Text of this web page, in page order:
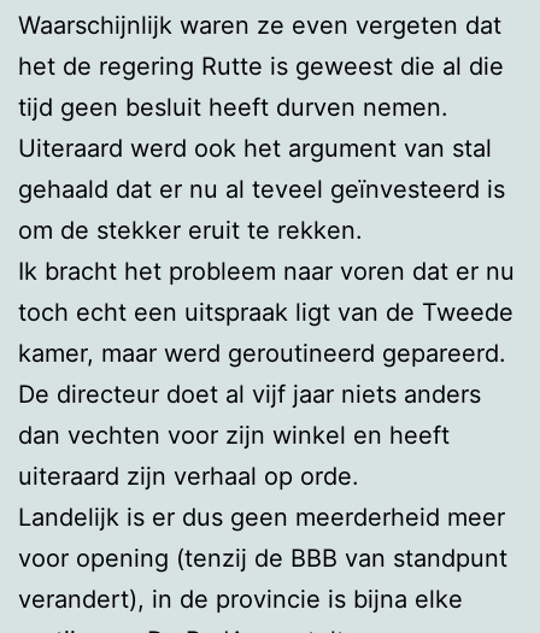
Waarschijnlijk waren ze even vergeten dat
het de regering Rutte is geweest die al die
tijd geen besluit heeft durven nemen.
Uiteraard werd ook het argument van stal
gehaald dat er nu al teveel geïnvesteerd is
om de stekker eruit te rekken.
Ik bracht het probleem naar voren dat er nu
toch echt een uitspraak ligt van de Tweede
kamer, maar werd geroutineerd gepareerd.
De directeur doet al vijf jaar niets anders
dan vechten voor zijn winkel en heeft
uiteraard zijn verhaal op orde.
Landelijk is er dus geen meerderheid meer
voor opening (tenzij de BBB van standpunt
verandert), in de provincie is bijna elke